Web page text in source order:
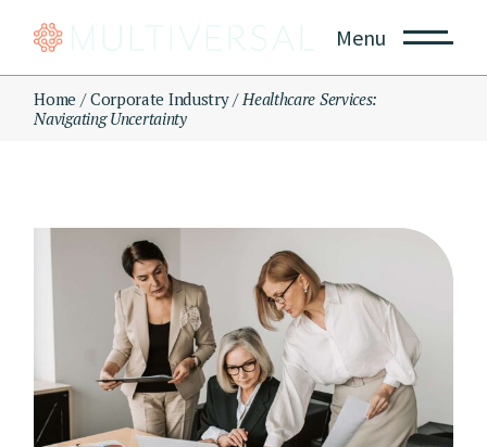
Menu
Home Corporate Industry
Healthcare Services:
Navigating Uncertainty